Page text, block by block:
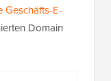
Geschäfts-E-
Domain